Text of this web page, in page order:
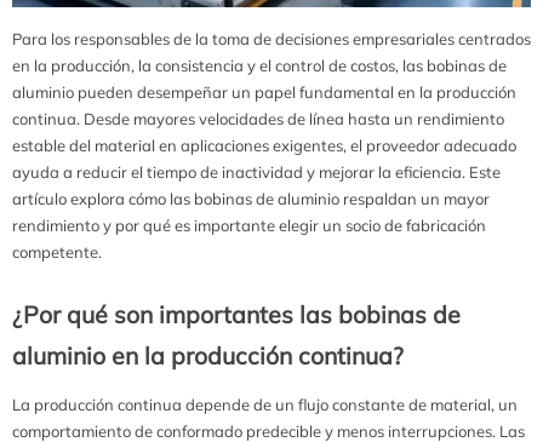
Para los responsables de la toma de decisiones empresariales centrados
en la producción, la consistencia y el control de costos, las bobinas de
aluminio pueden desempeñar un papel fundamental en la producción
continua. Desde mayores velocidades de línea hasta un rendimiento
estable del material en aplicaciones exigentes, el proveedor adecuado
ayuda a reducir el tiempo de inactividad y mejorar la eficiencia. Este
artículo explora cómo las bobinas de aluminio respaldan un mayor
rendimiento y por qué es importante elegir un socio de fabricación
competente.
¿Por qué son importantes las bobinas de
aluminio en la producción continua?
La producción continua depende de un flujo constante de material, un
comportamiento de conformado predecible y menos interrupciones. Las